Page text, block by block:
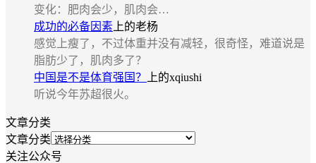
变化：肥肉会少，肌肉会…
成功的必备因素上的老杨
感觉上瘦了，不过体重并没有减轻，很奇怪，难道说是
脂肪少了，肌肉多了？
中国是不是体育强国？ 上的xqiushi
听说今年苏超很火。
文章分类
文章分类
关注公众号